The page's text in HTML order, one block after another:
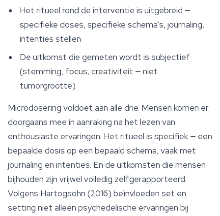
Het ritueel rond de interventie is uitgebreid —
specifieke doses, specifieke schema's, journaling,
intenties stellen
De uitkomst die gemeten wordt is subjectief
(stemming, focus, creativiteit — niet
tumorgrootte)
Microdosering voldoet aan alle drie. Mensen komen er
doorgaans mee in aanraking na het lezen van
enthousiaste ervaringen. Het ritueel is specifiek — een
bepaalde dosis op een bepaald schema, vaak met
journaling en intenties. En de uitkomsten die mensen
bijhouden zijn vrijwel volledig zelfgerapporteerd.
Volgens Hartogsohn (2016) beïnvloeden set en
setting niet alleen psychedelische ervaringen bij